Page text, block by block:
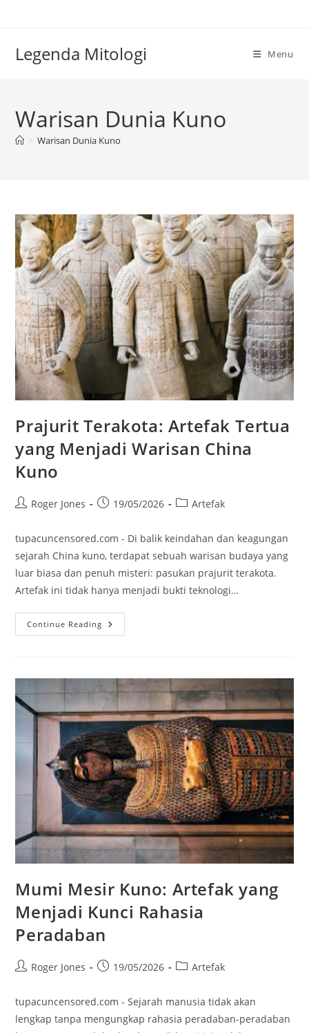
Legenda Mitologi Menu
Warisan Dunia Kuno
> Warisan Dunia Kuno
Prajurit Terakota: Artefak Tertua
yang Menjadi Warisan China
Kuno
PostRoger Jones
Post19/05/2026
PostArtefak
tupacuncensored.com - Di balik keindahan dan keagungan
sejarah China kuno, terdapat sebuah warisan budaya yang
luar biasa dan penuh misteri: pasukan prajurit terakota.
Artefak ini tidak hanya menjadi bukti teknologi…
Continue Reading Prajurit
Terakota:
Warisan
China
Kuno
Mumi Mesir Kuno: Artefak yang
Menjadi Kunci Rahasia
Peradaban
PostRoger Jones
Post19/05/2026
PostArtefak
tupacuncensored.com - Sejarah manusia tidak akan
lengkap tanpa mengungkap rahasia peradaban-peradaban